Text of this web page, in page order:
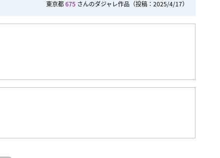
東京都675 さんのダジャレ作品 （投稿：2025/4/17）